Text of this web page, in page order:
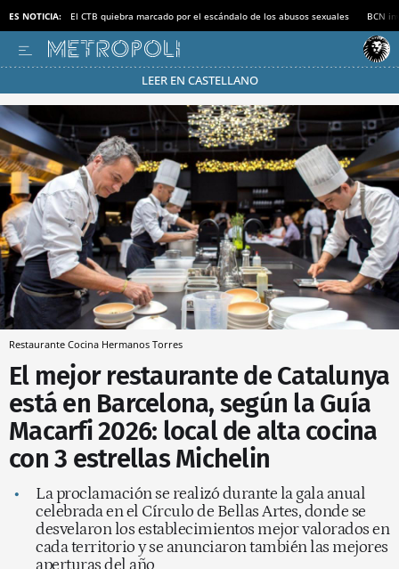
ES NOTICIA: El CTB quiebra marcado por el escándalo de los abusos sexuales BCN
LEER EN CASTELLANO
Pásate al MODO AHORRO
Restaurante Cocina Hermanos Torres
El mejor restaurante de Catalunya
está en Barcelona, según la Guía
Macarfi 2026: local de alta cocina
con 3 estrellas Michelin
La proclamación se realizó durante la gala anual
celebrada en el Círculo de Bellas Artes, donde se
desvelaron los establecimientos mejor valorados en
cada territorio y se anunciaron también las mejores
aperturas del año